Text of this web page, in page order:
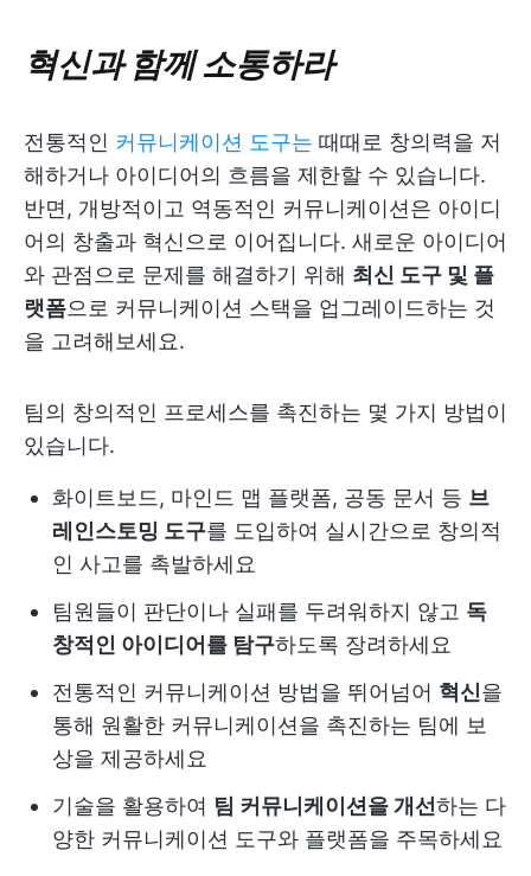
혁신과 함께 소통하라
전통적인 커뮤니케이션 도구는 때때로 창의력을 저
해하거나 아이디어의 흐름을 제한할 수 있습니다.
반면, 개방적이고 역동적인 커뮤니케이션은 아이디
어의 창출과 혁신으로 이어집니다. 새로운 아이디어
와 관점으로 문제를 해결하기 위해 최신 도구 및 플
랫폼으로 커뮤니케이션 스택을 업그레이드하는 것
을 고려해보세요.
팀의 창의적인 프로세스를 촉진하는 몇 가지 방법이
있습니다.
화이트보드, 마인드 맵 플랫폼, 공동 문서 등 브
레인스토밍 도구를 도입하여 실시간으로 창의적
인 사고를 촉발하세요
팀원들이 판단이나 실패를 두려워하지 않고 독
창적인 아이디어를 탐구하도록 장려하세요
전통적인 커뮤니케이션 방법을 뛰어넘어 혁신을
통해 원활한 커뮤니케이션을 촉진하는 팀에 보
상을 제공하세요
기술을 활용하여 팀 커뮤니케이션을 개선하는 다
양한 커뮤니케이션 도구와 플랫폼을 주목하세요